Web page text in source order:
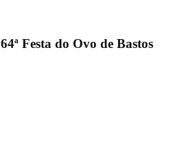
64ª Festa do Ovo de Bastos